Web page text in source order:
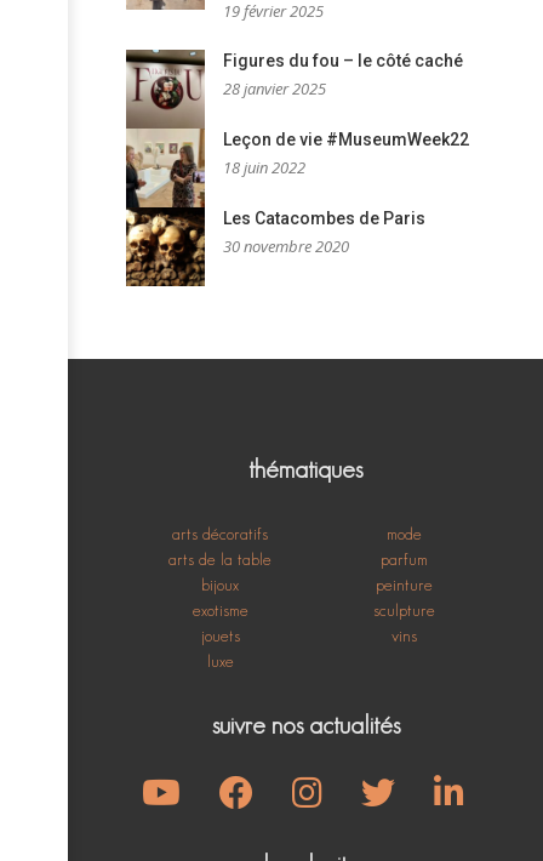
19 février 2025
Figures du fou – le côté caché
28 janvier 2025
Leçon de vie #MuseumWeek22
18 juin 2022
Les Catacombes de Paris
30 novembre 2020
thématiques
arts décoratifs
arts de la table
bijoux
exotisme
jouets
luxe
mode
parfum
peinture
sculpture
vins
suivre nos actualités